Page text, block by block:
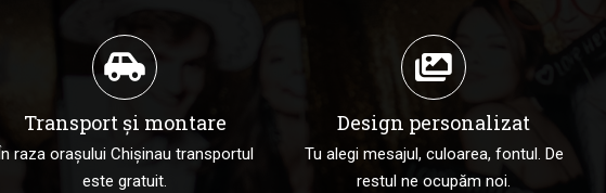
Transport și montare
În raza orașului Chișinau transportul
este gratuit.
Design personalizat
Tu alegi mesajul, culoarea, fontul. De
restul ne ocupăm noi.